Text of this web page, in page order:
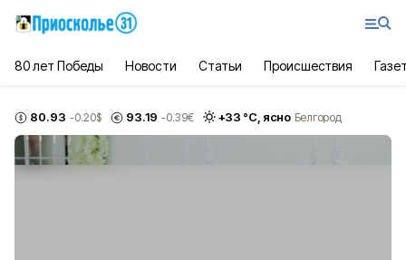
80 лет Победы Новости Статьи Происшествия
80.93 -0.20$ 93.19 -0.39€ +33 °С, ясно Белгород